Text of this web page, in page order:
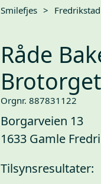
Smilefjes > Fredrikstad
Råde
Brotorget
Orgnr. 887831122
Borgarveien 13
1633 Gamle
Tilsynsresultater: